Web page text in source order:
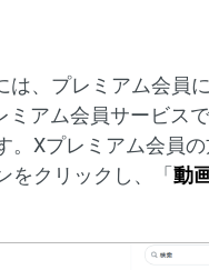
、プレミアム会員
ミアム会員サービス
。Xプレミアム会員
をクリックし、「動